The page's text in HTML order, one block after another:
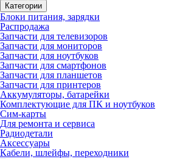
Категории
Блоки питания, зарядки
Распродажа
Запчасти для телевизоров
Запчасти для мониторов
Запчасти для ноутбуков
Запчасти для смартфонов
Запчасти для планшетов
Запчасти для принтеров
Аккумуляторы, батарейки
Комплектующие для ПК и ноутбуков
Сим-карты
Для ремонта и сервиса
Радиодетали
Аксессуары
Кабели, шлейфы, переходники